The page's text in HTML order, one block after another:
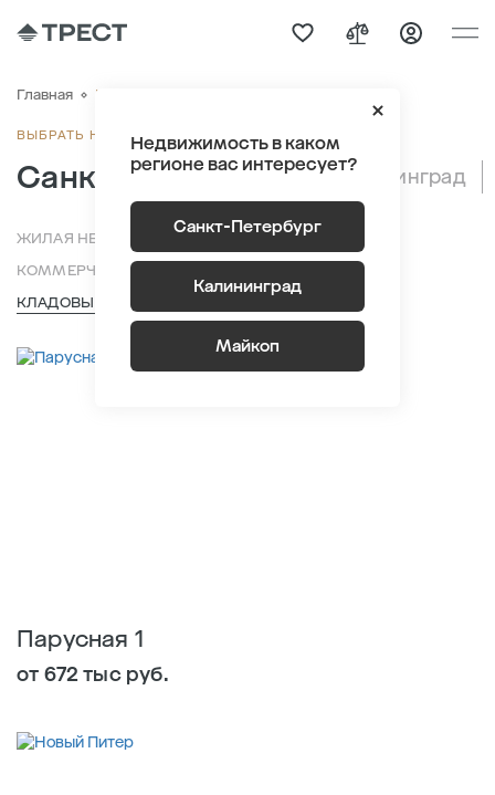
Недвижимость в каком
регионе вас интересует?
Санкт-Петербург
Калининград
Майкоп
Главная Кладовые
ВЫБРАТЬ НЕДВИЖИМОСТЬ
Санкт-Петербург Калининград
ЖИЛАЯ НЕДВИЖИМОСТЬ
КОММЕРЧЕСКАЯ НЕДВИЖИМОСТЬ
ПАРКИНГИ
КЛАДОВЫЕ
Парусная 1
от 672 тыс руб.